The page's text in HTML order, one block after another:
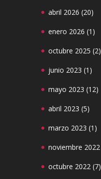
abril 2026 (20)
enero 2026 (1)
octubre 2025 (2)
junio 2023 (1)
mayo 2023 (12)
abril 2023 (5)
marzo 2023 (1)
noviembre 2022
octubre 2022 (7)